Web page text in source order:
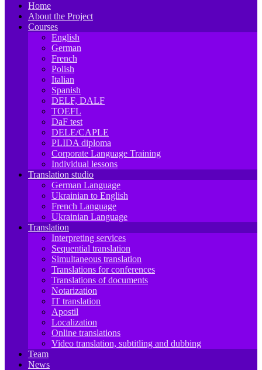
Home
About the Project
Courses
English
German
French
Polish
Italian
Spanish
DELF, DALF
TOEFL
DaF test
DELE/CAPLE
PLIDA diploma
Corporate Language Training
Individual lessons
Translation studio
German Language
Ukrainian to English
French Language
Ukrainian Language
Translation
Interpreting services
Sequential translation
Simultaneous translation
Translations for conferences
Translations of documents
Notarization
IT translation
Apostil
Localization
Online translations
Video translation, subtitling and dubbing
Team
News